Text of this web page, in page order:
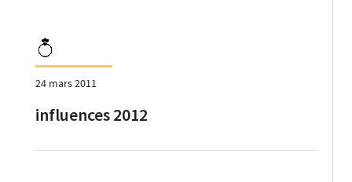
24 mars 2011
influences 2012